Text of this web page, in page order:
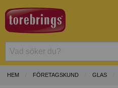
HEM FÖRETAGSKUND GLAS